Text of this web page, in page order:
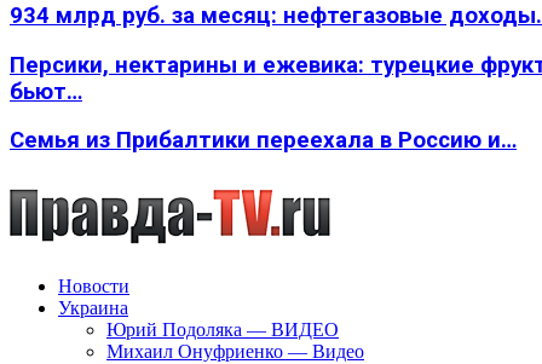
934 млрд руб. за месяц: нефтегазовые
Персики, нектарины и ежевика: турецкие
бьют…
Семья из Прибалтики переехала в Россию и…
Новости
Украина
Юрий Подоляка — ВИДЕО
Михаил Онуфриенко — Видео